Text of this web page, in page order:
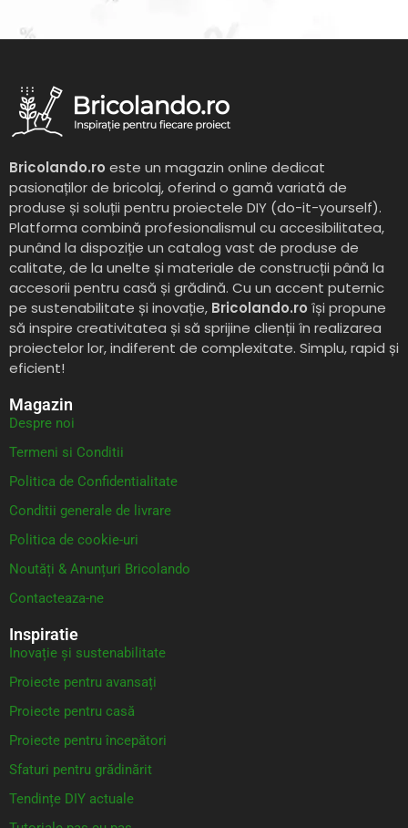
Bricolando.ro este un magazin online dedicat
pasionaților de bricolaj, oferind o gamă variată de
produse și soluții pentru proiectele DIY (do-it-yourself).
Platforma combină profesionalismul cu accesibilitatea,
punând la dispoziție un catalog vast de produse de
calitate, de la unelte și materiale de construcții până la
accesorii pentru casă și grădină. Cu un accent puternic
pe sustenabilitate și inovație, Bricolando.ro își propune
să inspire creativitatea și să sprijine clienții în realizarea
proiectelor lor, indiferent de complexitate. Simplu, rapid și
eficient!
Magazin
Despre noi
Termeni si Conditii
Politica de Confidentialitate
Conditii generale de livrare
Politica de cookie-uri
Noutăți & Anunțuri Bricolando
Contacteaza-ne
Inspiratie
Inovație și sustenabilitate
Proiecte pentru avansați
Proiecte pentru casă
Proiecte pentru începători
Sfaturi pentru grădinărit
Tendințe DIY actuale